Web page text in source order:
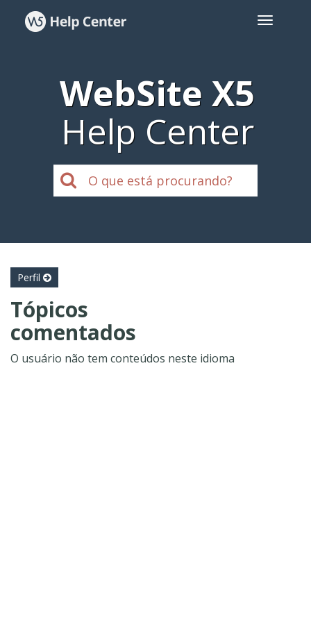
WebSite X5
Help Center
Perfil
Tópicos
comentados
O usuário não tem conteúdos neste idioma